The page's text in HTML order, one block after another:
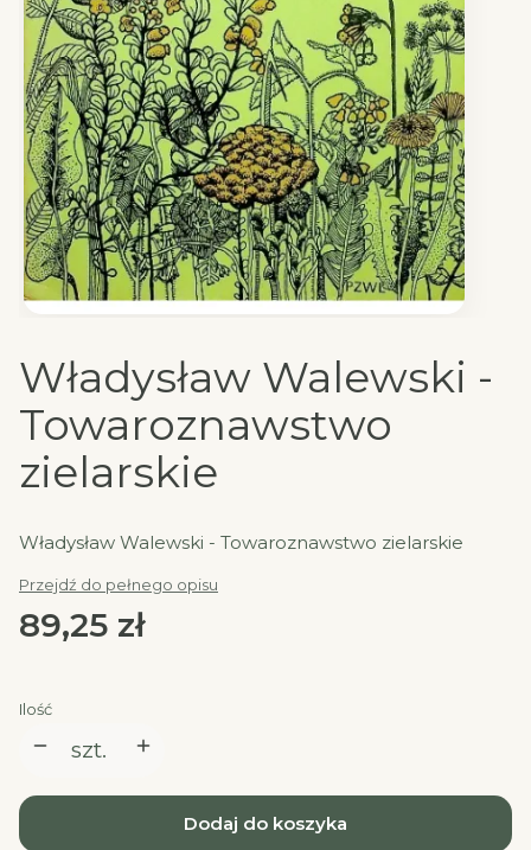
Władysław Walewski -
Towaroznawstwo
zielarskie
Władysław Walewski - Towaroznawstwo zielarskie
Przejdź do pełnego opisu
Cena
89,25 zł
Ilość
szt.
Dodaj do koszyka